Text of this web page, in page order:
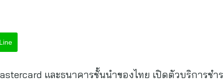
Line
และธนาคารชั้นนำของไทย เปิดตัวบริการชำ